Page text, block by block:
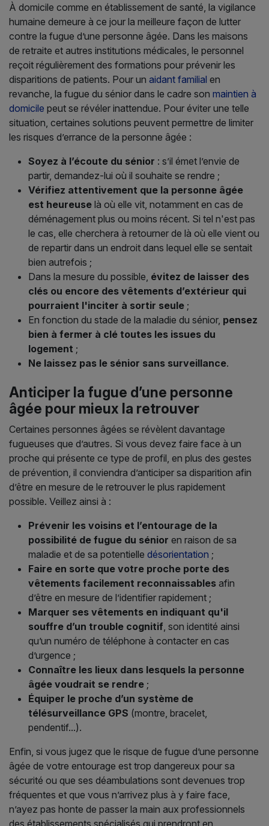
À domicile comme en établissement de santé, la vigilance
humaine demeure à ce jour la meilleure façon de lutter
contre la fugue d’une personne âgée. Dans les maisons
de retraite et autres institutions médicales, le personnel
reçoit régulièrement des formations pour prévenir les
disparitions de patients. Pour un aidant familial en
revanche, la fugue du sénior dans le cadre son maintien à
domicile peut se révéler inattendue. Pour éviter une telle
situation, certaines solutions peuvent permettre de limiter
les risques d’errance de la personne âgée :
Soyez à l’écoute du sénior : s’il émet l’envie de
partir, demandez-lui où il souhaite se rendre ;
Vérifiez attentivement que la personne âgée
est heureuse là où elle vit, notamment en cas de
déménagement plus ou moins récent. Si tel n'est pas
le cas, elle cherchera à retourner de là où elle vient ou
de repartir dans un endroit dans lequel elle se sentait
bien autrefois ;
Dans la mesure du possible, évitez de laisser des
clés ou encore des vêtements d’extérieur qui
pourraient l'inciter à sortir seule ;
En fonction du stade de la maladie du sénior, pensez
bien à fermer à clé toutes les issues du
logement ;
Ne laissez pas le sénior sans surveillance.
Anticiper la fugue d’une personne
âgée pour mieux la retrouver
Certaines personnes âgées se révèlent davantage
fugueuses que d’autres. Si vous devez faire face à un
proche qui présente ce type de profil, en plus des gestes
de prévention, il conviendra d’anticiper sa disparition afin
d’être en mesure de le retrouver le plus rapidement
possible. Veillez ainsi à :
Prévenir les voisins et l’entourage de la
possibilité de fugue du sénior en raison de sa
maladie et de sa potentielle désorientation ;
Faire en sorte que votre proche porte des
vêtements facilement reconnaissables afin
d’être en mesure de l’identifier rapidement ;
Marquer ses vêtements en indiquant qu'il
souffre d’un trouble cognitif , son identité ainsi
qu’un numéro de téléphone à contacter en cas
d’urgence ;
Connaître les lieux dans lesquels la personne
âgée voudrait se rendre ;
Équiper le proche d’un système de
télésurveillance GPS (montre, bracelet,
pendentif...).
Enfin, si vous jugez que le risque de fugue d’une personne
âgée de votre entourage est trop dangereux pour sa
sécurité ou que ses déambulations sont devenues trop
fréquentes et que vous n’arrivez plus à y faire face,
n’ayez pas honte de passer la main aux professionnels
des établissements spécialisés qui prendront en